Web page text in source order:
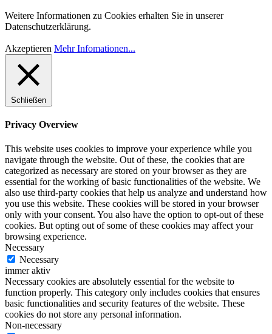
Weitere Informationen zu Cookies erhalten Sie in unserer
Datenschutzerklärung.
Akzeptieren Mehr Infomationen...
Schließen
Privacy Overview
This website uses cookies to improve your experience while you
navigate through the website. Out of these, the cookies that are
categorized as necessary are stored on your browser as they are
essential for the working of basic functionalities of the website. We
also use third-party cookies that help us analyze and understand how
you use this website. These cookies will be stored in your browser
only with your consent. You also have the option to opt-out of these
cookies. But opting out of some of these cookies may affect your
browsing experience.
Necessary
Necessary
immer aktiv
Necessary cookies are absolutely essential for the website to
function properly. This category only includes cookies that ensures
basic functionalities and security features of the website. These
cookies do not store any personal information.
Non-necessary